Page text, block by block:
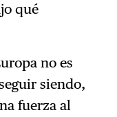
qué
no es
siendo,
fuerza al